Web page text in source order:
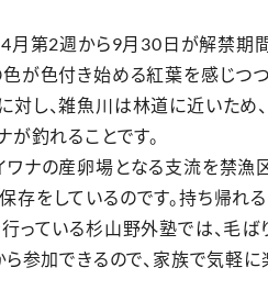
月第2週から9月30日が解禁期間
が色付き始める紅葉を感じつつ
し、雑魚川は林道に近いため
が釣れることです。
ナの産卵場となる支流を禁漁
をしているのです。持ち帰れ
っている杉山野外塾では、毛
参加できるので、家族で気軽に